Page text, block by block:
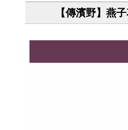
【傳濱野】燕